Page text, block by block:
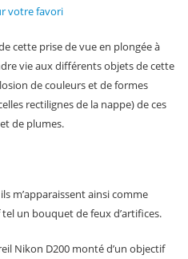
votre favori
cette prise de vue en plongée à
vie aux différents objets de cette
de couleurs et de formes
rectilignes de la nappe) de ces
de plumes.
m’apparaissent ainsi comme
un bouquet de feux d’artifices.
Nikon D200 monté d’un objectif